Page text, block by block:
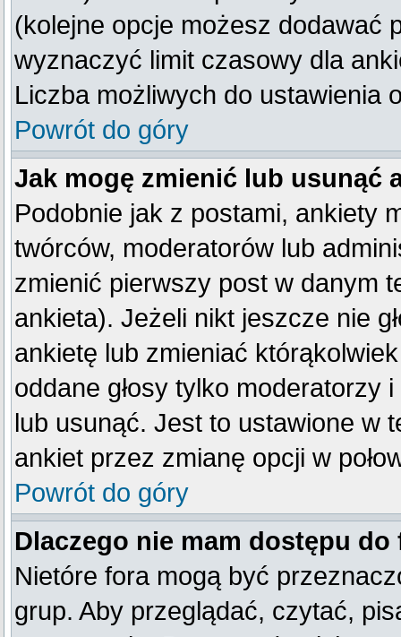
(kolejne opcje możesz dodawać
wyznaczyć limit czasowy dla
Liczba możliwych do ustawienia
Powrót do góry
Jak mogę zmienić lub usunąć
Podobnie jak z postami, ankiety
twórców, moderatorów lub
zmienić pierwszy post w danym
ankieta). Jeżeli nikt jeszcze nie
ankietę lub zmieniać
oddane głosy tylko moderatorzy
lub usunąć. Jest to ustawione w
ankiet przez zmianę opcji w
Powrót do góry
Dlaczego nie mam dostępu do
Nietóre fora mogą być
grup. Aby przeglądać, czytać,